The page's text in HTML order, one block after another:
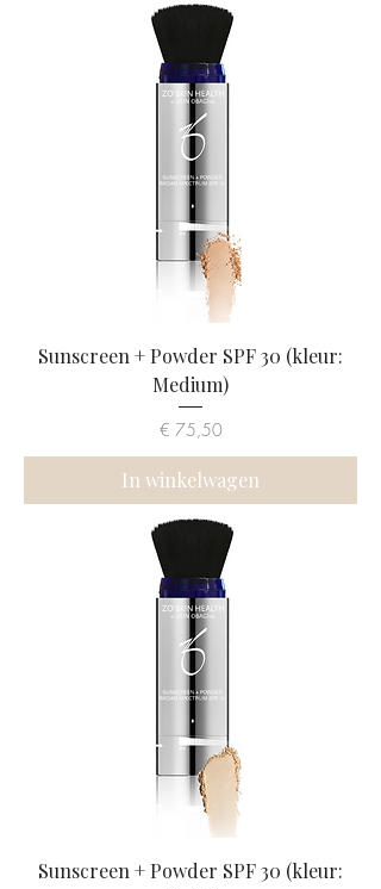
Sunscreen + Powder SPF 30 (kleur:
Medium)
Prijs
€ 75,50
In winkelwagen
Sunscreen + Powder SPF 30 (kleur: